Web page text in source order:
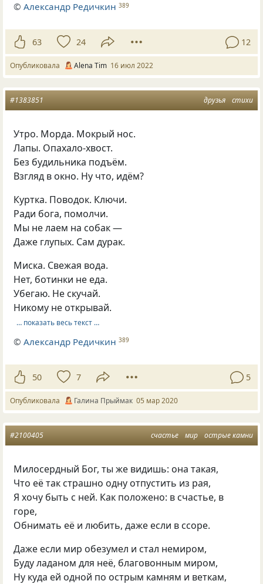
©Александр Редичкин 389
63 24 12
Опубликовала Alena Tim 16 июл 2022
друзья стихи
#1383851
Утро. Морда. Мокрый нос.
Лапы. Опахало-хвост.
Без будильника подъём.
Взгляд в окно. Ну что, идём?
Куртка. Поводок. Ключи.
Ради бога, помолчи.
Мы не лаем на собак —
Даже глупых. Сам дурак.
Миска. Свежая вода.
Нет, ботинки не еда.
Убегаю. Не скучай.
Никому не открывай.
… показать весь текст …
©Александр Редичкин 389
50 7 5
Опубликовала Галина Прыймак 05 мар 2020
счастье мир острые камни
#2100405
Милосердный Бог, ты же видишь: она такая,
Что её так страшно одну отпустить из рая,
Я хочу быть с ней. Как положено: в счастье, в
горе,
Обнимать её и любить, даже если в ссоре.
Даже если мир обезумел и стал немиром,
Буду ладаном для неё, благовонным миром,
Ну куда ей одной по острым камням и веткам,